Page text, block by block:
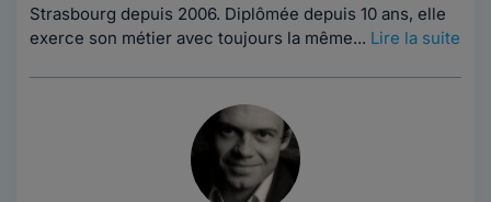
Strasbourg depuis 2006. Diplômée depuis 10 ans, elle
exerce son métier avec toujours la même... Lire la suite